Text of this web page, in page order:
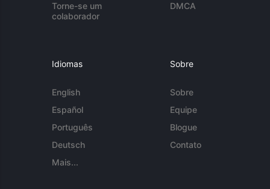
Torne-se um
colaborador
DMCA
Idiomas
English
Español
Português
Deutsch
Mais...
Sobre
Sobre
Equipe
Blogue
Contato